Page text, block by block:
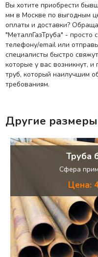
Вы хотите приобрести
мм в Москве по выгодным
оплаты и доставки?
"МеталлГазТруба" - просто
телефону/email или
специалисты быстро
которые у вас возникнут,
труб, который наилучшим
требованиям.
Другие размеры
Труба
Сфера
Цена: